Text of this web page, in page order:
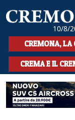
10/8/
HOME
CRONACA
SPORT
LA MUSICA
CREMONA, LA
CREMA E IL